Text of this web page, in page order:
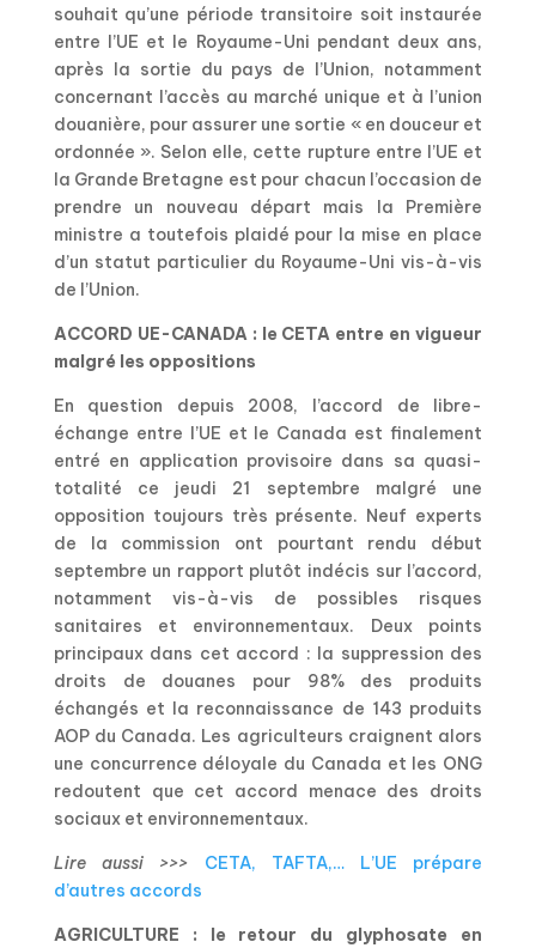
souhait qu’une période transitoire soit instaurée
entre l’UE et le Royaume-Uni pendant deux ans,
après la sortie du pays de l’Union, notamment
concernant l’accès au marché unique et à l’union
douanière, pour assurer une sortie « en douceur et
ordonnée ». Selon elle, cette rupture entre l’UE et
la Grande Bretagne est pour chacun l’occasion de
prendre un nouveau départ mais la Première
ministre a toutefois plaidé pour la mise en place
d’un statut particulier du Royaume-Uni vis-à-vis
de l’Union.
ACCORD UE-CANADA : le CETA entre en vigueur
malgré les oppositions
En question depuis 2008, l’accord de libre-
échange entre l’UE et le Canada est finalement
entré en application provisoire dans sa quasi-
totalité ce jeudi 21 septembre malgré une
opposition toujours très présente. Neuf experts
de la commission ont pourtant rendu début
septembre un rapport plutôt indécis sur l’accord,
notamment vis-à-vis de possibles risques
sanitaires et environnementaux. Deux points
principaux dans cet accord : la suppression des
droits de douanes pour 98% des produits
échangés et la reconnaissance de 143 produits
AOP du Canada. Les agriculteurs craignent alors
une concurrence déloyale du Canada et les ONG
redoutent que cet accord menace des droits
sociaux et environnementaux.
Lire aussi >>>
CETA, TAFTA,… L’UE prépare
d’autres accords
AGRICULTURE : le retour du glyphosate en